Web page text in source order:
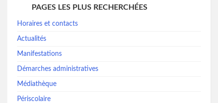
PAGES LES PLUS RECHERCHÉES
Horaires et contacts
Actualités
Manifestations
Démarches administratives
Médiathèque
Périscolaire